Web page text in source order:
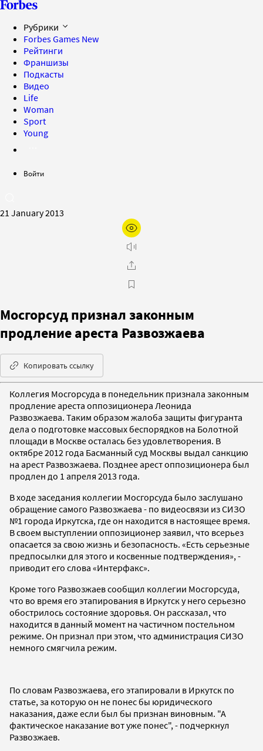
Рубрики
Forbes Games New
Рейтинги
Франшизы
Подкасты
Видео
Life
Woman
Sport
Young
Войти
21 January 2013
Мосгорсуд признал законным
продление ареста Развозжаева
Копировать ссылку
Коллегия Мосгорсуда в понедельник признала законным
продление ареста оппозиционера Леонида
Развозжаева. Таким образом жалоба защиты фигуранта
дела о подготовке массовых беспорядков на Болотной
площади в Москве осталась без удовлетворения. В
октябре 2012 года Басманный суд Москвы выдал санкцию
на арест Развозжаева. Позднее арест оппозиционера был
продлен до 1 апреля 2013 года.
В ходе заседания коллегии Мосгорсуда было заслушано
обращение самого Развозжаева - по видеосвязи из СИЗО
№1 города Иркутска, где он находится в настоящее время.
В своем выступлении оппозиционер заявил, что всерьез
опасается за свою жизнь и безопасность. «Есть серьезные
предпосылки для этого и косвенные подтверждения», -
приводит его слова «Интерфакс».
Кроме того Развозжаев сообщил коллегии Мосгорсуда,
что во время его этапирования в Иркутск у него серьезно
обострилось состояние здоровья. Он рассказал, что
находится в данный момент на частичном постельном
режиме. Он признал при этом, что администрация СИЗО
немного смягчила режим.
По словам Развозжаева, его этапировали в Иркутск по
статье, за которую он не понес бы юридического
наказания, даже если был бы признан виновным. "А
фактическое наказание вот уже понес", - подчеркнул
Развозжаев.